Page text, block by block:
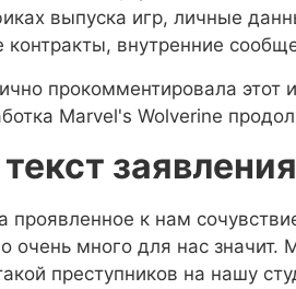
выпуска игр, личные
внутренние
прокомментировала этот
Marvel's Wolverine
проявленное к нам
очень много для нас
преступников на нашу